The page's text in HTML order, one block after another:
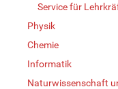
Service für
Physik
Chemie
Informatik
Naturwissenschaft